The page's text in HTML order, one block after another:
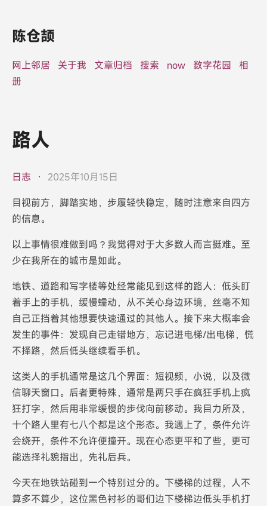
陈仓颉
网上邻居 关于我 文章归档 搜索 now 数字花园
相
册
路人
日志 · 2025年10月15日
目视前方，脚踏实地，步履轻快稳定，随时注意来自四方
的信息。
以上事情很难做到吗？我觉得对于大多数人而言挺难。至
少在我所在的城市是如此。
地铁、道路和写字楼等处经常能见到这样的路人：低头盯
着手上的手机，缓慢蠕动，从不关心身边环境，丝毫不知
自己正挡着其他想要快速通过的其他人。接下来大概率会
发生的事件：发现自己走错地方，忘记进电梯/出电梯，慌
不择路，然后低头继续看手机。
这类人的手机通常是这几个界面：短视频，小说，以及微
信聊天窗口。后者更特殊，通常是两只手在疯狂手机上疯
狂打字，然后用非常缓慢的步伐向前移动。我目力所及，
十个路人里有七八个都是这个形态。我遇上了，条件允许
会绕开，条件不允许便撞开。现在心态更平和了些，更可
能选择礼貌指出，先礼后兵。
今天在地铁站碰到一个特别过分的。下楼梯的过程，人不
算多不算少，这位黑色衬衫的哥们边下楼梯边低头手机打